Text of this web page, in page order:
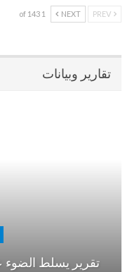
NEXT
1 of 143
تقارير وبيانات
تقرير يسلط الضوء